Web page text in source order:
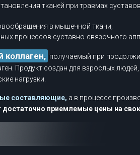
тканей при травмах
в мышечной ткани;
процессов суставно-связочного
коллаген, получаемый при
Продукт создан для взрослых
нагрузки.
составляющие, а в процессе
достаточно приемлемые цены на